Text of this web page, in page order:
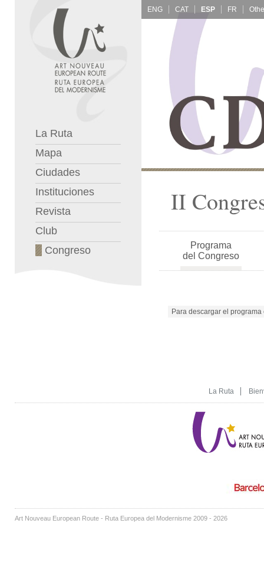
La Ruta
Mapa
Ciudades
Instituciones
Revista
Club
Congreso
ENG CAT ESP FR
II
Programa
del Congreso
Para descargar el
La Ruta
Art Nouveau European Route - Ruta Europea del Modernisme 2009 - 2026